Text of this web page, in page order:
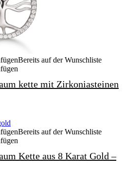
Bereits auf der Wunschliste
kette mit Zirkoniasteinen
Bereits auf der Wunschliste
Kette aus 8 Karat Gold –